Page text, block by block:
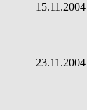
15.11.2004
23.11.2004